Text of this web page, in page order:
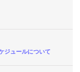
ジュールについて